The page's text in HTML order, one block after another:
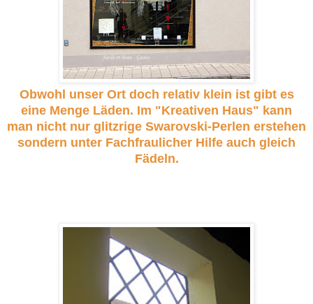
Obwohl unser Ort doch relativ klein ist gibt es
eine Menge Läden. Im "Kreativen Haus" kann
man nicht nur glitzrige Swarovski-Perlen erstehen
sondern unter Fachfraulicher Hilfe auch gleich
Fädeln.